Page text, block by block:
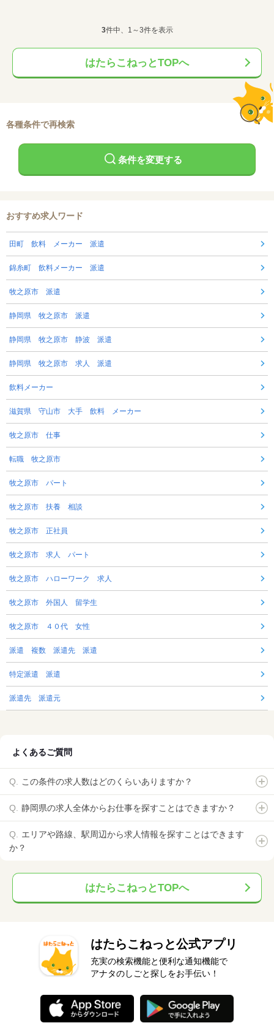
3件中、1～3件を表示
はたらこねっとTOPへ
各種条件で再検索
条件を変更する
おすすめ求人ワード
田町 飲料 メーカー 派遣
錦糸町 飲料メーカー 派遣
牧之原市 派遣
静岡県 牧之原市 派遣
静岡県 牧之原市 静波 派遣
静岡県 牧之原市 求人 派遣
飲料メーカー
滋賀県 守山市 大手 飲料 メーカー
牧之原市 仕事
転職 牧之原市
牧之原市 パート
牧之原市 扶養 相談
牧之原市 正社員
牧之原市 求人 パート
牧之原市 ハローワーク 求人
牧之原市 外国人 留学生
牧之原市 ４０代 女性
派遣 複数 派遣先 派遣
特定派遣 派遣
派遣先 派遣元
よくあるご質問
この条件の求人数はどのくらいありますか？
静岡県の求人全体からお仕事を探すことはできますか？
エリアや路線、駅周辺から求人情報を探すことはできます
か？
はたらこねっとTOPへ
はたらこねっと公式アプリ
充実の検索機能と便利な通知機能で
アナタのしごと探しをお手伝い！